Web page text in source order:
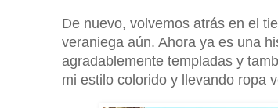
De nuevo, volvemos atrás en el
veraniega aún. Ahora ya es una
agradablemente templadas y
mi estilo colorido y llevando ropa